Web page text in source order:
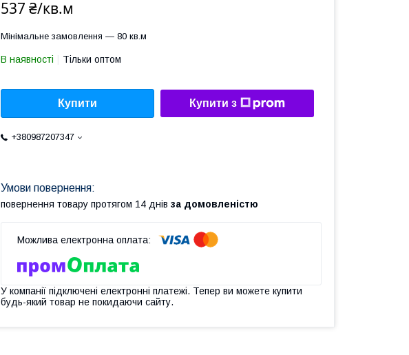
537 ₴/кв.м
Мінімальне замовлення — 80 кв.м
В наявності Тільки оптом
Купити Купити з
+380987207347
повернення товару протягом 14 днів за домовленістю
У компанії підключені електронні платежі. Тепер ви можете купити
будь-який товар не покидаючи сайту.